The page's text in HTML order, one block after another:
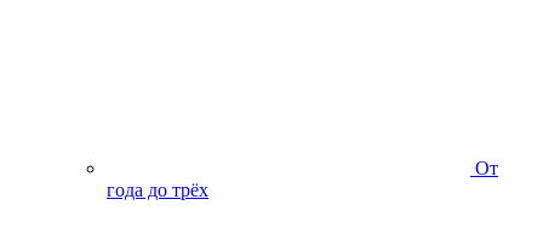
От
года до трёх